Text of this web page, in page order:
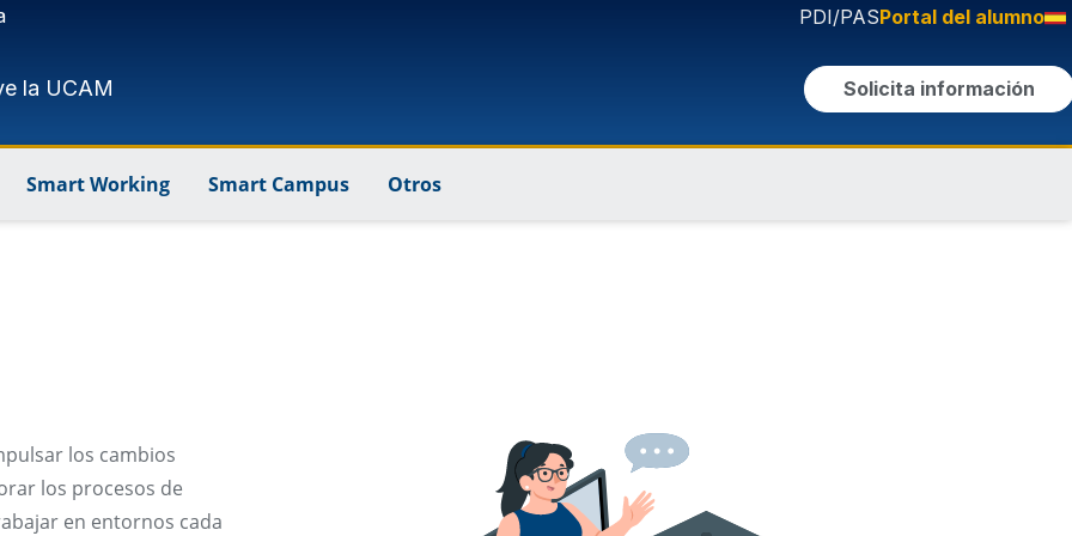
PDI/PASPortal del alumno
la UCAM Solicita información
Smart Working Smart Campus Otros
los cambios
los procesos de
en entornos cada